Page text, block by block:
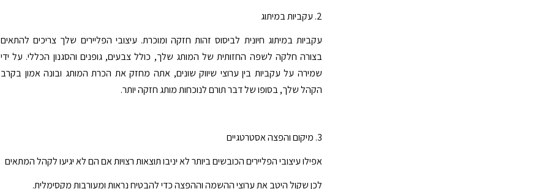
2. עקביות במיתוג
עקביות במיתוג חיונית לביסוס זהות חזקה ומוכרת. עיצובי הפליירים שלך צריכים להתאים
בצורה חלקה לשפה החזותית של המותג שלך, כולל צבעים, גופנים והסגנון הכללי. על ידי
שמירה על עקביות בין ערוצי שיווק שונים, אתה מחזק את הכרת המותג ובונה אמון בקרב
הקהל שלך, בסופו של דבר תורם לנוכחות מותג חזקה יותר.
3. מיקום והפצה אסטרטגיים
אפילו עיצובי הפליירים הכובשים ביותר לא יניבו תוצאות רצויות אם הם לא יגיעו לקהל המתאים
לכן שקול היטב את ערוצי ההשמה וההפצה כדי להבטיח נראות ומעורבות מקסימלית.